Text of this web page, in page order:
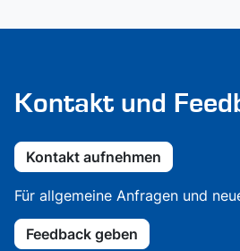
Kontakt und
Kontakt aufnehmen
Für allgemeine Anfragen und
Feedback geben